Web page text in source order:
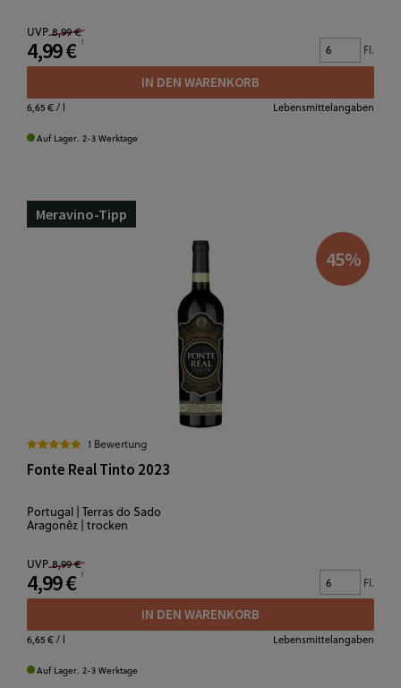
UVP 8,99 €
4,99 € Fl.
IN DEN WARENKORB
6,65 €/ l Lebensmittelangaben
Auf Lager. 2-3 Werktage
Meravino-Tipp
45%
1 Bewertung
Fonte Real Tinto 2023
Portugal | Terras do Sado
Aragonêz | trocken
UVP 8,99 €
4,99 € Fl.
IN DEN WARENKORB
6,65 €/ l Lebensmittelangaben
Auf Lager. 2-3 Werktage